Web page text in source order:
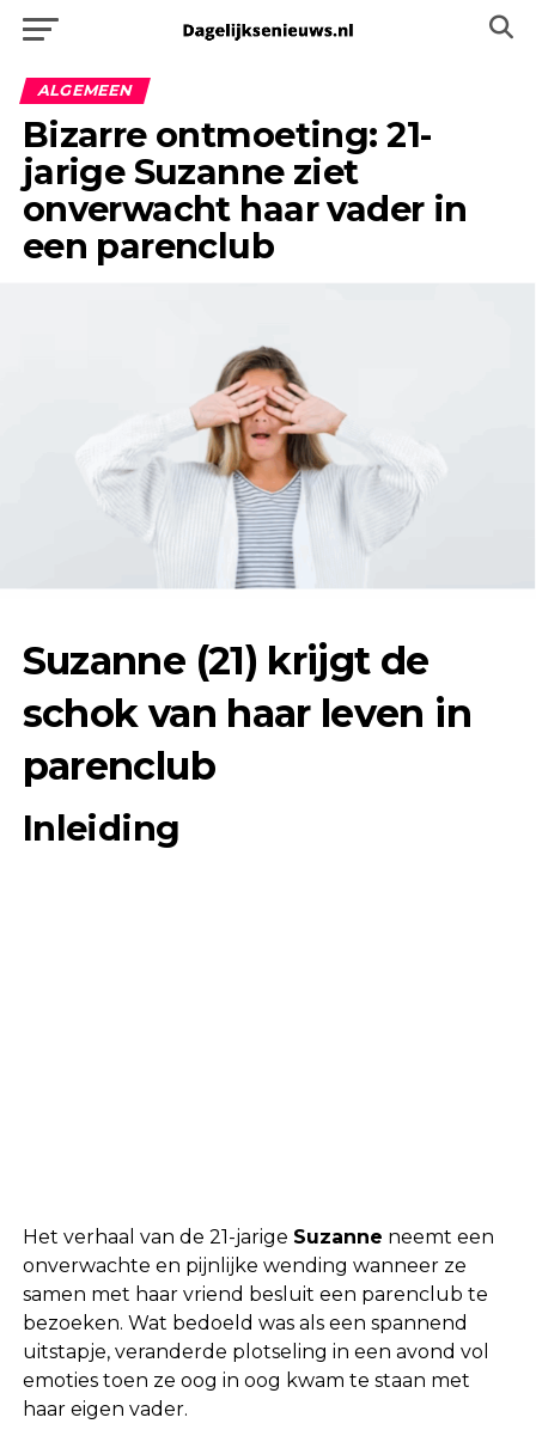
ALGEMEEN
Bizarre ontmoeting: 21-
jarige Suzanne ziet
onverwacht haar vader in
een parenclub
Suzanne (21) krijgt de
schok van haar leven in
parenclub
Inleiding
Het verhaal van de 21-jarige Suzanne neemt een
onverwachte en pijnlijke wending wanneer ze
samen met haar vriend besluit een parenclub te
bezoeken. Wat bedoeld was als een spannend
uitstapje, veranderde plotseling in een avond vol
emoties toen ze oog in oog kwam te staan met
haar eigen vader.